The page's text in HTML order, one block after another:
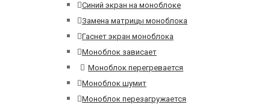
Синий экран на моноблоке
Замена матрицы моноблока
Гаснет экран моноблока
Моноблок зависает
Моноблок перегревается
Моноблок шумит
Моноблок перезагружается